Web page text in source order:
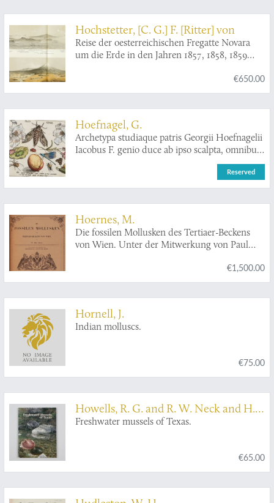
Abbildungen.
Hochstetter, [C. G.] F. [Ritter] von
Reise der oesterreichischen Fregatte Novara
um die Erde in den Jahren 1857, 1858, 1859
Wüllerstorf-Urbair. Geologischer Theil. Erster
Band: Erste Abtheilung, Geologie von Neu-
€650.00
Hoefnagel, G.
Archetypa studiaque patris Georgii Hoefnagelii
Iacobus F. genio duce ab ipso scalpta, omnibus
communicat. I. Chr. Weigel excudit. Plate 1.8.
Reserved
Hoernes, M.
Die fossilen Mollusken des Tertiaer-Beckens
von Wien. Unter der Mitwerkung von Paul
€1,500.00
Hornell, J.
Indian molluscs.
€75.00
Howells, R. G. and R. W. Neck and H.
D. Murray
Freshwater mussels of Texas.
€65.00